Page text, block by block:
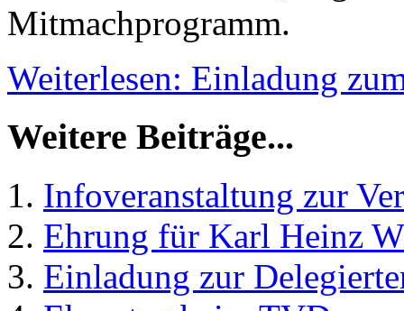
Mitmachprogramm.
Weiterlesen: Einladung
Weitere Beiträge...
Infoveranstaltung zur
Ehrung für Karl Heinz
Einladung zur